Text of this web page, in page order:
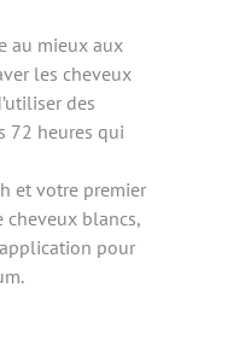
au mieux aux
les cheveux
des
72 heures qui
et votre premier
cheveux blancs,
pour